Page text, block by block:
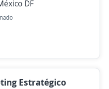
DF
Estratégico